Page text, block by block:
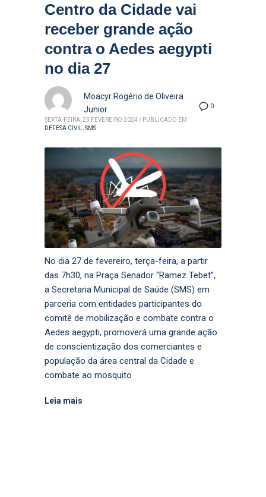
Centro da Cidade vai
receber grande ação
contra o Aedes aegypti
no dia 27
0
Moacyr Rogério de Oliveira
Junior
SEXTA-FEIRA, 23 FEVEREIRO 2024 / PUBLICADO EM
DEFESA CIVIL,SMS
No dia 27 de fevereiro, terça-feira, a partir
das 7h30, na Praça Senador “Ramez Tebet”,
a Secretaria Municipal de Saúde (SMS) em
parceria com entidades participantes do
comitê de mobilização e combate contra o
Aedes aegypti, promoverá uma grande ação
de conscientização dos comerciantes e
população da área central da Cidade e
combate ao mosquito
Leia mais